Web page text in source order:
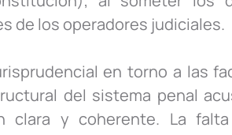
de los operadores judiciales.
en torno a las
del sistema penal
clara y coherente. La